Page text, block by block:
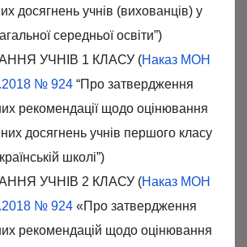
досягнень учнів (вихованців) у
середньої освіти”)
УЧНІВ 1 КЛАСУ (Наказ МОН
№ 924 “Про затвердження
рекомендації щодо оцінювання
досягнень учнів першого класу
школі”)
УЧНІВ 2 КЛАСУ (Наказ МОН
№ 924 «Про затвердження
рекомендацій щодо оцінювання